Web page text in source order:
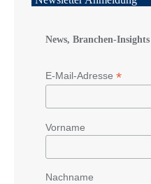
News, Branchen-
E-Mail-Adresse *
Vorname
Nachname